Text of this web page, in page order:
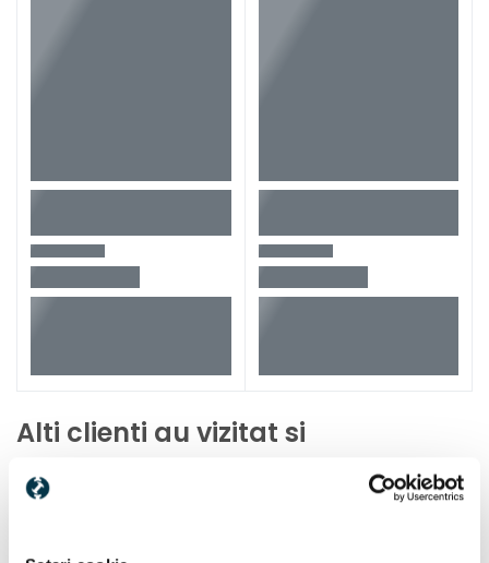
Alti clienti au vizitat si